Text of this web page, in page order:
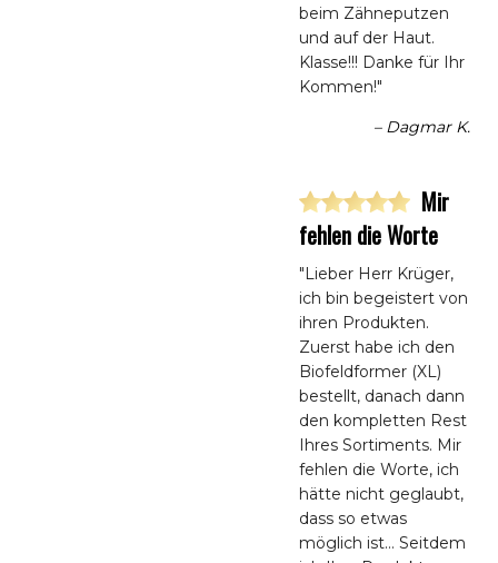
beim Zähneputzen
und auf der Haut.
Klasse!!! Danke für Ihr
Kommen!"
– Dagmar K.
Mir
fehlen die Worte
"Lieber Herr Krüger,
ich bin begeistert von
ihren Produkten.
Zuerst habe ich den
Biofeldformer (XL)
bestellt, danach dann
den kompletten Rest
Ihres Sortiments. Mir
fehlen die Worte, ich
hätte nicht geglaubt,
dass so etwas
möglich ist… Seitdem